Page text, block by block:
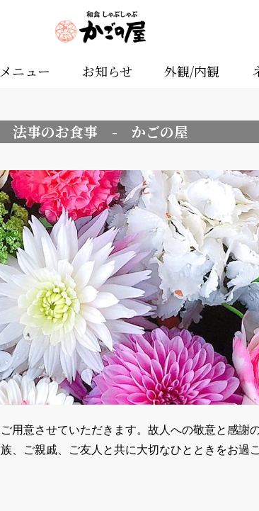
メニュー お知らせ 外観/内観
法事のお食事 - かごの屋
用意させていただきます。故人への敬意と感謝
、ご親戚、ご友人と共に大切なひとときをお過